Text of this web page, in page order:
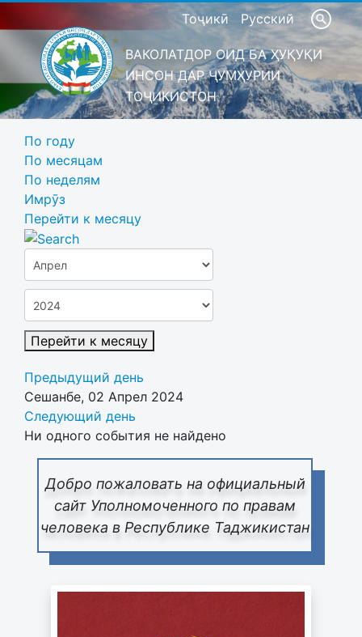
Тоҷикӣ Русский
ВАКОЛАТДОР ОИД БА ҲУҚУҚИ
ИНСОН ДАР ҶУМҲУРИИ
ТОҶИКИСТОН
Добро пожаловать на официальный
сайт Уполномоченного по правам
человека в Республике Таджикистан
По году
По месяцам
По неделям
Имрӯз
Перейти к месяцу
Перейти к месяцу
Предыдущий день
Сешанбе, 02 Апрел 2024
Следующий день
Ни одного события не найдено